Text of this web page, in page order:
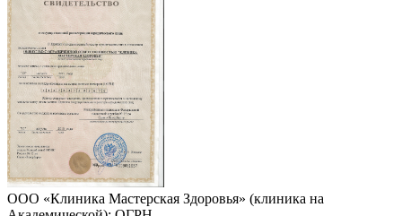
ООО «Клиника Мастерская Здоровья» (клиника на